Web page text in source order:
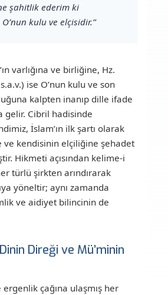
şahitlik ederim ki
kulu ve elçisidir.”
varlığına ve birliğine, Hz.
ise O’nun kulu ve son
kalpten inanıp dille ifade
gelir. Cibril hadisinde
İslam’ın ilk şartı olarak
ve kendisinin elçiliğine şehadet
Hikmeti açısından kelime-i
türlü şirkten arındırarak
yöneltir; aynı zamanda
ve aidiyet bilincinin de
Direği ve Mü’minin
ergenlik çağına ulaşmış her